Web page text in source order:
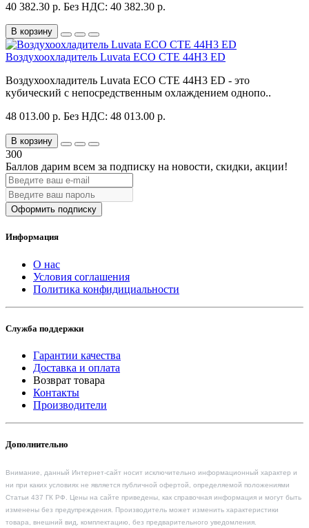
40 382.30 р. Без НДС: 40 382.30 р.
В корзину
Воздухоохладитель Luvata ECO CTE 44H3 ED
Воздухоохладитель Luvata ECO CTE 44H3 ED - это
кубический с непосредственным охлаждением однопо..
48 013.00 р. Без НДС: 48 013.00 р.
В корзину
300
Баллов дарим всем за подписку на новости, скидки, акции!
Оформить подписку
Информация
О нас
Условия соглашения
Политика конфидициальности
Служба поддержки
Гарантии качества
Доставка и оплата
Возврат товара
Контакты
Производители
Дополнительно
Внимание, данный Интернет-сайт носит исключительно информационный характер и
ни при каких условиях не является публичной офертой, определяемой положениями
Статьи 437 ГК РФ. Цены на сайте приведены, как справочная информация и могут быть
изменены без предупреждения. Производитель может изменить характеристики
товара, внешний вид, комплектацию, без предварительного уведомления.